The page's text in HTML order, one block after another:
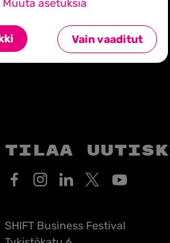
Muuta asetuksia
Vain vaaditut
Tilaa
SHIFT Business Festival